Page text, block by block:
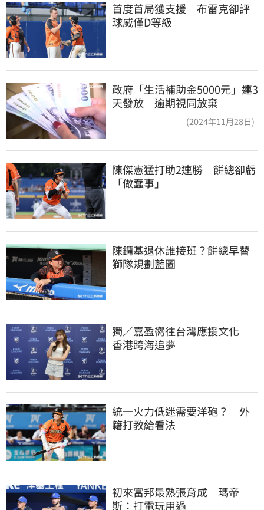
首度首局獲支援　布雷克卻評
球威僅D等級
政府「生活補助金5000元」連3
天發放 逾期視同放棄
(2024年11月28日)
陳傑憲猛打助2連勝　餅總卻虧
「做蠢事」
陳鏞基退休誰接班？餅總早替
獅隊規劃藍圖
獨／嘉盈嚮往台灣應援文化
香港跨海追夢
統一火力低迷需要洋砲？　外
籍打教給看法
初來富邦最熟張育成　瑪帝
斯：打電玩用過